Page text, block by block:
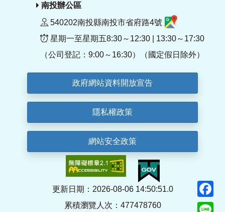
南投辦公區
540202南投縣南投市省府路4號
星期一至星期五8:30～12:30 | 13:30～17:30
（公司登記：9:00～16:30）（國定假日除外）
政府網站資料開放宣告
隱私權政策
網站安全政策
更新日期：2026-08-06 14:50:51.0
累積瀏覽人次：477478760